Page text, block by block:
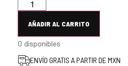
AÑADIR AL CARRITO
0 disponibles
ENVÍO GRATIS A PARTIR DE MXN